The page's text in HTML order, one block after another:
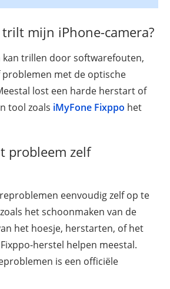
mijn iPhone-camera?
kan trillen door softwarefouten,
met de optische
lost een harde herstart of
tool zoals iMyFone Fixppo het
probleem zelf
eenvoudig zelf op te
het schoonmaken van de
het hoesje, herstarten, of het
herstel helpen meestal.
is een officiële